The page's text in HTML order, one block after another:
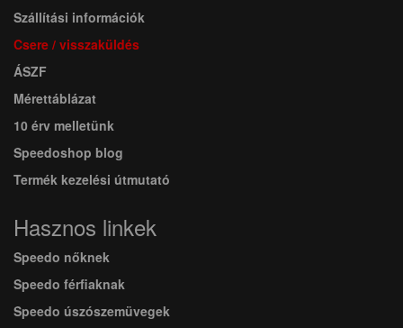
Szállítási információk
Csere / visszaküldés
ÁSZF
Mérettáblázat
10 érv melletünk
Speedoshop blog
Termék kezelési útmutató
Hasznos linkek
Speedo nőknek
Speedo férfiaknak
Speedo úszószemüvegek